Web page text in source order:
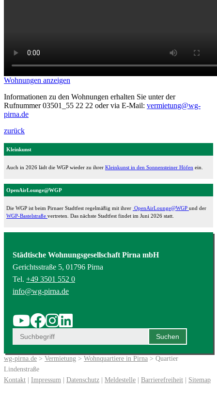
Wohnungen anzeigen
Informationen zu den Wohnungen erhalten Sie unter der
Rufnummer 03501_55 22 22 oder via E-Mail: vermietung@wg-
pirna.de
zurück
Kleinkunst
Auch in 2026 lädt die WGP wieder zu ihrer Kleinkunst in den Sonnensteiner Höfen ein.
OpenAirLounge@WGP
Die WGP ist beim Pirnaer Stadtfest regelmäßig mit ihrer OpenAirLounge@WGP und der
WGP-Bastelstraße vertreten. Das nächste Stadtfest findet im Juni 2026 statt.
Städtische Wohnungsgesellschaft Pirna mbH
Gerichtsstraße 5, 01796 Pirna
Tel. +49 3501 552 0
info@wg-pirna.de
wg-pirna.de > Vermietung > Wohnquartiere in Pirna > Quartier
Lindenstraße
Kontakt
Impressum Datenschutz Meldestelle Barrierefreiheit Sitemap